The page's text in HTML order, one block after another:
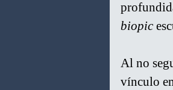
biopic
Al no
vínculo